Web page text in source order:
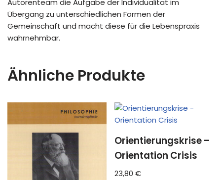
Autorenteam die Aufgabe der Individualität im
Übergang zu unterschiedlichen Formen der
Gemeinschaft und macht diese für die Lebenspraxis
wahrnehmbar.
Ähnliche Produkte
Orientierungskrise –
Orientation Crisis
23,80€